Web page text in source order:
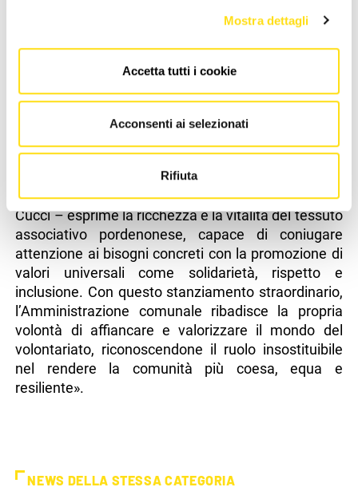
Mostra dettagli
Accetta tutti i cookie
Acconsenti ai selezionati
Rifiuta
laboratorio rivolto agli studenti dell’Associazione
nonché la mostra fotografica dell’Associazione In
Prima Persona contro la violenza di genere.
Infine, ampio spazio è dedicato anche a progetti
che promuovono la solidarietà e il diritto allo studio
attraverso linguaggi culturali come quelli
«L’insieme delle iniziative sostenute – conclude
Cucci – esprime la ricchezza e la vitalità del tessuto
associativo pordenonese, capace di coniugare
attenzione ai bisogni concreti con la promozione di
valori universali come solidarietà, rispetto e
inclusione. Con questo stanziamento straordinario,
l’Amministrazione comunale ribadisce la propria
volontà di affiancare e valorizzare il mondo del
volontariato, riconoscendone il ruolo insostituibile
nel rendere la comunità più coesa, equa e
resiliente».
NEWS DELLA STESSA CATEGORIA